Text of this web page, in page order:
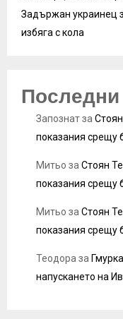
Задържан украинец
избяга с кола
Последни
Запознатза
показания срещу
Митьо за Стоян
показания срещу
Митьо за Стоян
показания срещу
Теодора за
напускането на